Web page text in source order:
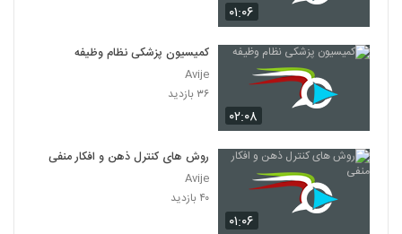
۰۱:۰۶
۰۲:۰۸
کمیسیون پزشکی نظام وظیفه
Avije
۳۶ بازدید
۰۱:۰۶
روش های کنترل ذهن و افکار منفی
Avije
۴۰ بازدید